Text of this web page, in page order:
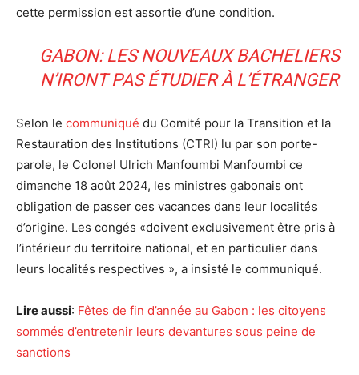
cette permission est assortie d’une condition.
GABON: LES NOUVEAUX BACHELIERS
N’IRONT PAS ÉTUDIER À L’ÉTRANGER
Selon le communiqué du Comité pour la Transition et la
Restauration des Institutions (CTRI) lu par son porte-
parole, le Colonel Ulrich Manfoumbi Manfoumbi ce
dimanche 18 août 2024, les ministres gabonais ont
obligation de passer ces vacances dans leur localités
d’origine. Les congés «doivent exclusivement être pris à
l’intérieur du territoire national, et en particulier dans
leurs localités respectives », a insisté le communiqué.
Lire aussi: Fêtes de fin d’année au Gabon : les citoyens
sommés d’entretenir leurs devantures sous peine de
sanctions